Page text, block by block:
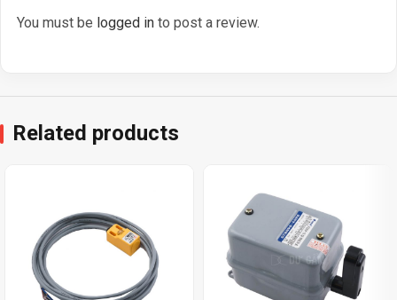
You must be logged in to post a review.
Related products